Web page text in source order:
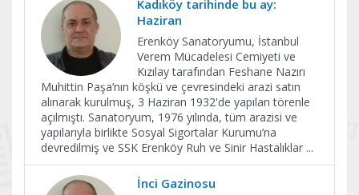
Kadıköy tarihinde bu ay:
Haziran
Erenköy Sanatoryumu, İstanbul
Verem Mücadelesi Cemiyeti ve
Kızılay tarafından Feshane Nazırı
Muhittin Paşa’nın köşkü ve çevresindeki arazi satın
alınarak kurulmuş, 3 Haziran 1932'de yapılan törenle
açılmıştı. Sanatoryum, 1976 yılında, tüm arazisi ve
yapılarıyla birlikte Sosyal Sigortalar Kurumu’na
devredilmiş ve SSK Erenköy Ruh ve Sinir Hastalıklar ...
İnci Gazinosu